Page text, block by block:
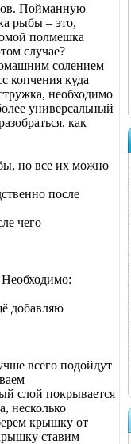
Пойманную
рыбы – это,
полмешка
случае?
солением
копчения куда
необходимо
универсальный
как
но все их можно
после
чего
добавляю
всего подойдут
слой покрывается
несколько
крышку от
ставим